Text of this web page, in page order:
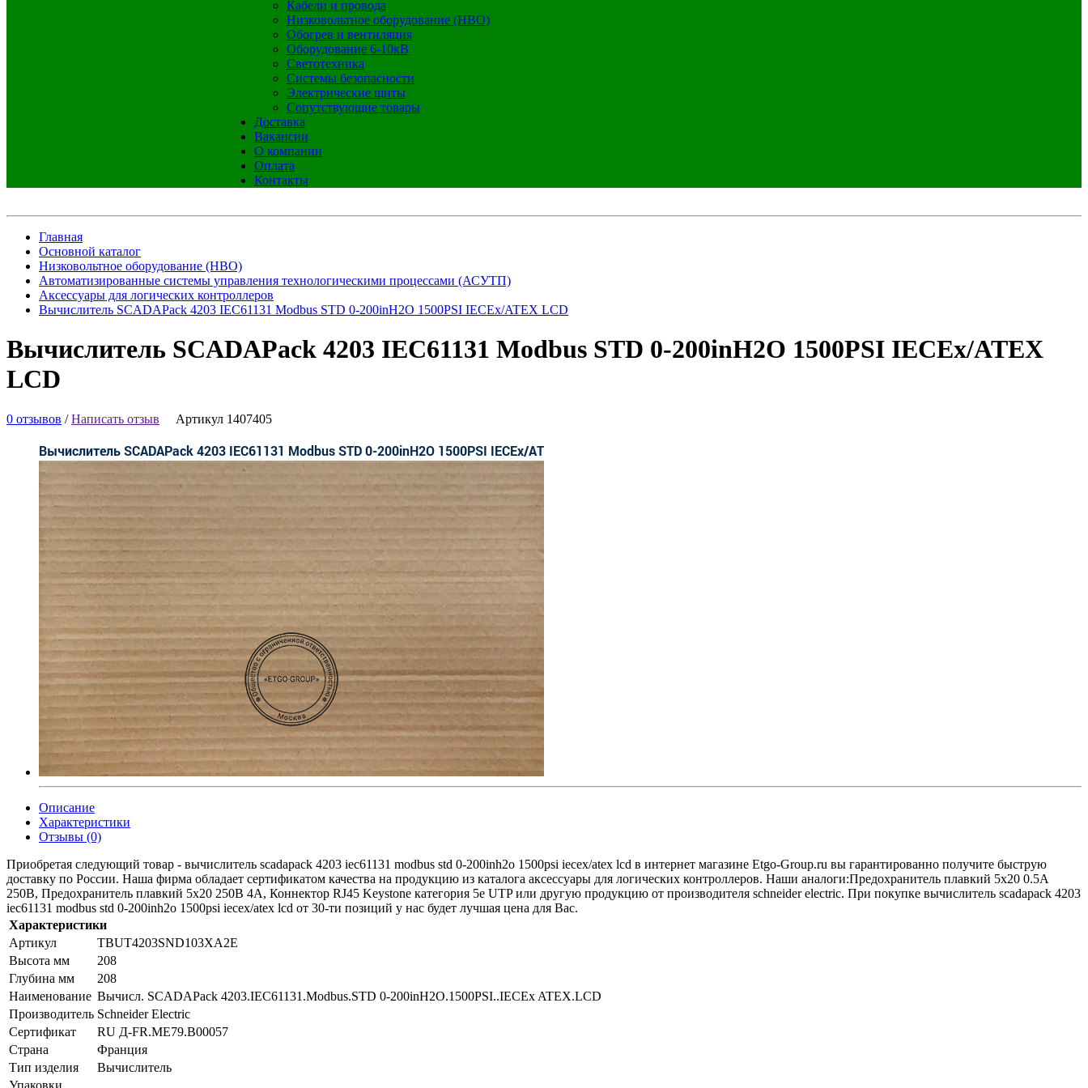
Кабели и провода
Низковольтное оборудование (НВО)
Обогрев и вентиляция
Оборудование 6-10кВ
Светотехника
Системы безопасности
Электрические щиты
Сопутствующие товары
Доставка
Вакансии
О компании
Оплата
Контакты
Главная
Основной каталог
Низковольтное оборудование (НВО)
Автоматизированные системы управления технологическими процессами (АСУТП)
Аксессуары для логических контроллеров
Вычислитель SCADAPack 4203 IEC61131 Modbus STD 0-200inH2O 1500PSI IECEx/ATEX LCD
Вычислитель SCADAPack 4203 IEC61131 Modbus STD 0-200inH2O 1500PSI IECEx/ATEX
LCD
0 отзывов /Написать отзыв Артикул 1407405
Описание
Характеристики
Отзывы (0)
Приобретая следующий товар - вычислитель scadapack 4203 iec61131 modbus std 0-200inh2o 1500psi iecex/atex lcd в интернет магазине Etgo-Group.ru вы гарантированно получите быструю
доставку по России. Наша фирма обладает сертификатом качества на продукцию из каталога аксессуары для логических контроллеров. Наши аналоги:Предохранитель плавкий 5х20 0.5А
250В, Предохранитель плавкий 5х20 250В 4А, Коннектор RJ45 Keystone категория 5е UTP или другую продукцию от производителя schneider electric. При покупке вычислитель scadapack 4203
iec61131 modbus std 0-200inh2o 1500psi iecex/atex lcd от 30-ти позиций у нас будет лучшая цена для Вас.
Характеристики
Артикул
TBUT4203SND103XA2E
Высота мм
208
Глубина мм
208
Наименование Вычисл. SCADAPack 4203.IEC61131.Modbus.STD 0-200inH2O.1500PSI..IECEx ATEX.LCD
Производитель Schneider Electric
Сертификат
RU Д-FR.ME79.B00057
Страна
Франция
Тип изделия
Вычислитель
Упаковки